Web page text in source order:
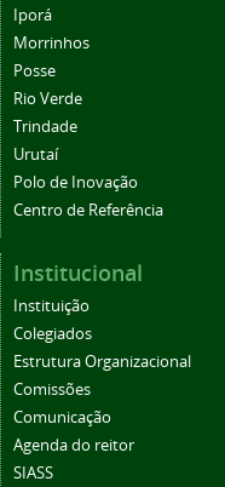
Iporá
Morrinhos
Posse
Rio Verde
Trindade
Urutaí
Polo de Inovação
Centro de Referência
Institucional
Instituição
Colegiados
Estrutura Organizacional
Comissões
Comunicação
Agenda do reitor
SIASS